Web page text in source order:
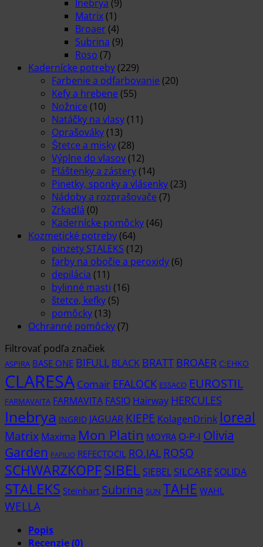
Inebrya (9)
Matrix (1)
Broaer (4)
Subrina (9)
Roso (7)
Kadernícke potreby (229)
Farbenie a odfarbovanie (20)
Kefy a hrebene (55)
Nožnice (10)
Natáčky na vlasy (11)
Oprašováky (13)
Štetce a misky (28)
Výplne do vlasov (12)
Pláštenky a zástery (14)
Pinetky, sponky a vlásenky (23)
Nádoby a rozprašovače (7)
Zrkadlá (0)
Kadernícke pomôcky (46)
Kozmetické potreby (64)
pinzety STALEKS (12)
farby na obočie a peroxidy (6)
depilácia (11)
bylinné masti (16)
štetce, kefky (5)
pomôcky (13)
Ochranné pomôcky (7)
Filtrovať podľa značiek
ASPIRA BASE ONE BIFULL BLACK BRATT BROAER C:EHKO
CLARESA Comair EFALOCK ESSACO EUROSTIL
FARMAVAITA FARMAVITA FASIO Hairway HERCULES
Inebrya INGRID JAGUAR KIEPE KolagenDrink loreal
Matrix Maxima Mon Platin MOYRA O-P-I Olivia
Garden PAPILIO REFECTOCIL RO.IAL ROSO
SCHWARZKOPFSIBEL SIEBEL SILCARE SOLIDA
STALEKS Steinhart Subrina SUN TAHE WAHL
WELLA
Popis
Recenzie (0)